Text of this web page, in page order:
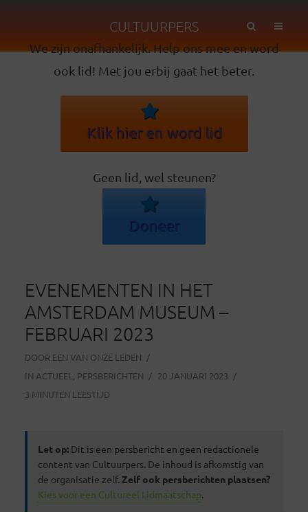
CULTUURPERS
We zijn onafhankelijk. Help ons mee en word
ook lid! Met jou erbij gaat het beter.
Klik hier en word lid
Geen lid, wel steunen?
Doneer
EVENEMENTEN IN HET
AMSTERDAM MUSEUM –
FEBRUARI 2023
DOOR EEN VAN ONZE LEDEN
IN ACTUEEL , PERSBERICHTEN
20 JANUARI 2023
3 MINUTEN LEESTIJD
Let op:Dit is een persbericht en geen redactionele
content van Cultuurpers. De inhoud is afkomstig van
de organisatie zelf. Zelf ook persberichten plaatsen?
Kies voor een Cultureel Lidmaatschap.